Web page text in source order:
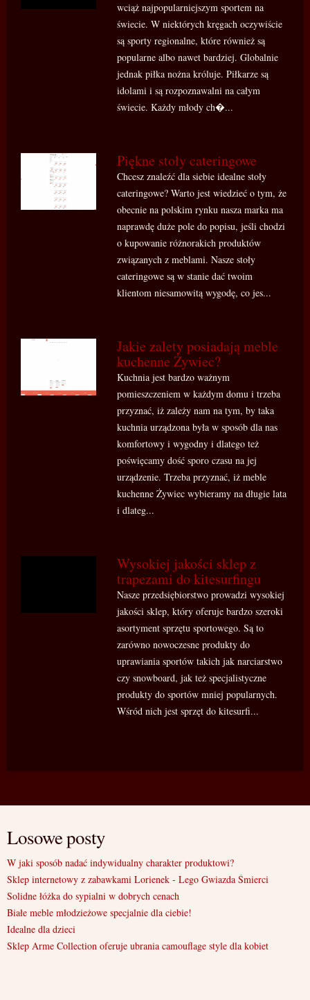
wciąż najpopularniejszym sportem na
świecie. W niektórych kręgach oczywiście
są sporty regionalne, które również są
popularne albo nawet bardziej. Globalnie
jednak piłka nożna króluje. Piłkarze są
idolami i są rozpoznawalni na całym
świecie. Każdy młody ch�...
Piękne stoły cateringowe
Chcesz znaleźć dla siebie idealne stoły
cateringowe? Warto jest wiedzieć o tym, że
obecnie na polskim rynku nasza marka ma
naprawdę duże pole do popisu, jeśli chodzi
o kupowanie różnorakich produktów
związanych z meblami. Nasze stoły
cateringowe są w stanie dać twoim
klientom niesamowitą wygodę, co jes...
Jakie zalety posiadają meble
kuchenne Żywiec?
Kuchnia jest bardzo ważnym
pomieszczeniem w każdym domu i trzeba
przyznać, iż zależy nam na tym, by taka
kuchnia urządzona była w sposób dla nas
komfortowy i wygodny i dlatego też
poświęcamy dość sporo czasu na jej
urządzenie. Trzeba przyznać, iż meble
kuchenne Żywiec wybieramy na długie lata
i dlateg...
Wysokiej jakości sklep z
trapezami do kitesurfingu
Nasze przedsiębiorstwo prowadzi wysokiej
jakości sklep, który oferuje bardzo szeroki
asortyment sprzętu sportowego. Są to
zarówno nowoczesne produkty do
uprawiania sportów takich jak narciarstwo
czy snowboard, jak też specjalistyczne
produkty do sportów mniej popularnych.
Wśród nich jest sprzęt do kitesurfi...
Losowe posty
W jaki sposób nadać indywidualny charakter produktowi?
Sklep internetowy z zabawkami Lorienek - Lego Gwiazda Śmierci
Solidne łóżka do sypialni w dobrych cenach
Białe meble młodzieżowe specjalnie dla ciebie!
Idealne dla dzieci
Sklep Arme Collection oferuje ubrania camouflage style dla kobiet